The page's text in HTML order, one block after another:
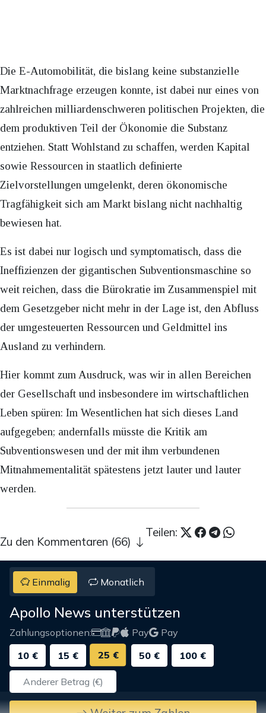
Die E-Automobilität, die bislang keine substanzielle
Marktnachfrage erzeugen konnte, ist dabei nur eines von
zahlreichen milliardenschweren politischen Projekten, die
dem produktiven Teil der Ökonomie die Substanz
entziehen. Statt Wohlstand zu schaffen, werden Kapital
sowie Ressourcen in staatlich definierte
Zielvorstellungen umgelenkt, deren ökonomische
Tragfähigkeit sich am Markt bislang nicht nachhaltig
bewiesen hat.
Es ist dabei nur logisch und symptomatisch, dass die
Ineffizienzen der gigantischen Subventionsmaschine so
weit reichen, dass die Bürokratie im Zusammenspiel mit
dem Gesetzgeber nicht mehr in der Lage ist, den Abfluss
der umgesteuerten Ressourcen und Geldmittel ins
Ausland zu verhindern.
Hier kommt zum Ausdruck, was wir in allen Bereichen
der Gesellschaft und insbesondere im wirtschaftlichen
Leben spüren: Im Wesentlichen hat sich dieses Land
aufgegeben; andernfalls müsste die Kritik am
Subventionswesen und der mit ihm verbundenen
Mitnahmementalität spätestens jetzt lauter und lauter
werden.
Teilen:
Zu den Kommentaren (66)
Einmalig Monatlich
Apollo News unterstützen
Zahlungsoptionen: Pay
Pay
10 €
15 € 25 € 50 € 100 €